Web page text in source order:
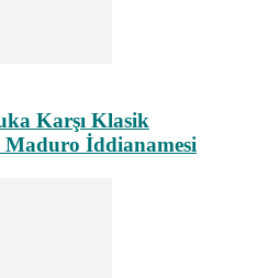
Karşı Klasik
İddianamesi